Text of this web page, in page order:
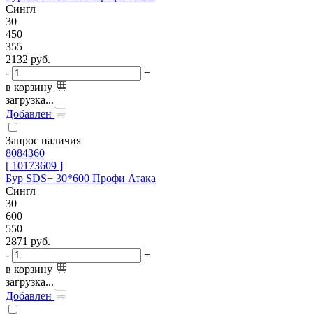
Сингл
30
450
355
2132 руб.
-
+
в корзину
загрузка...
Добавлен
Запрос наличия
8084360
[ 10173609 ]
Бур SDS+ 30*600 Профи Атака
Сингл
30
600
550
2871 руб.
-
+
в корзину
загрузка...
Добавлен